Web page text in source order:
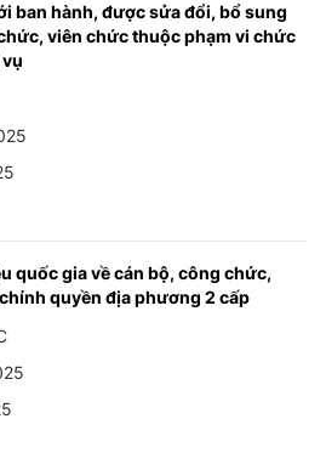
ban hành, được sửa đổi, bổ sung
viên chức thuộc phạm vi chức
quốc gia về cán bộ, công chức,
quyền địa phương 2 cấp